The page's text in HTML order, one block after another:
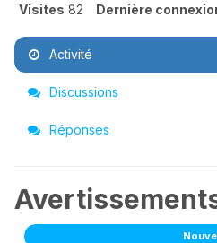
Visites 82 Dernière
Activité
Discussions
Réponses